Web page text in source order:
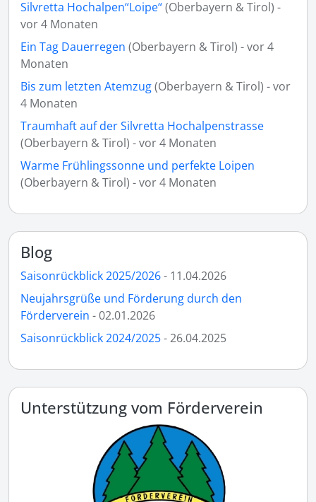
Silvretta Hochalpen“Loipe“(Oberbayern & Tirol) -
vor 4 Monaten
Ein Tag Dauerregen (Oberbayern & Tirol) - vor 4
Monaten
Bis zum letzten Atemzug(Oberbayern & Tirol) - vor
4 Monaten
Traumhaft auf der Silvretta Hochalpenstrasse
(Oberbayern & Tirol) - vor 4 Monaten
Warme Frühlingssonne und perfekte Loipen
(Oberbayern & Tirol) - vor 4 Monaten
Blog
Saisonrückblick 2025/2026- 11.04.2026
Neujahrsgrüße und Förderung durch den
Förderverein - 02.01.2026
Saisonrückblick 2024/2025- 26.04.2025
Unterstützung vom Förderverein